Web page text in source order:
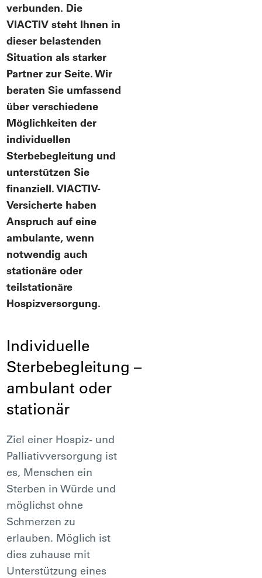
verbunden. Die
VIACTIV steht Ihnen in
dieser belastenden
Situation als starker
Partner zur Seite. Wir
beraten Sie umfassend
über verschiedene
Möglichkeiten der
individuellen
Sterbebegleitung und
unterstützen Sie
finanziell. VIACTIV-
Versicherte haben
Anspruch auf eine
ambulante, wenn
notwendig auch
stationäre oder
teilstationäre
Hospizversorgung.
Individuelle
Sterbebegleitung –
ambulant oder
stationär
Ziel einer Hospiz- und
Palliativversorgung ist
es, Menschen ein
Sterben in Würde und
möglichst ohne
Schmerzen zu
erlauben. Möglich ist
dies zuhause mit
Unterstützung eines